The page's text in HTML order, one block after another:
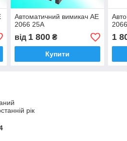
Автоматичний вимикач АЕ
2066 25А
від 1 800₴
Купити
1
рік